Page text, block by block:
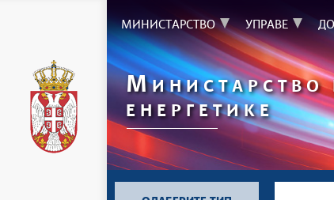
МИНИСТАРСТВО УПРАВЕ
МИНИСТАРСТВО
ЕНЕРГЕТИКЕ